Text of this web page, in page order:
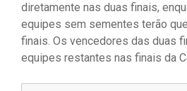
diretamente nas duas finais,
equipes sem sementes terão
finais. Os vencedores das duas
equipes restantes nas finais da